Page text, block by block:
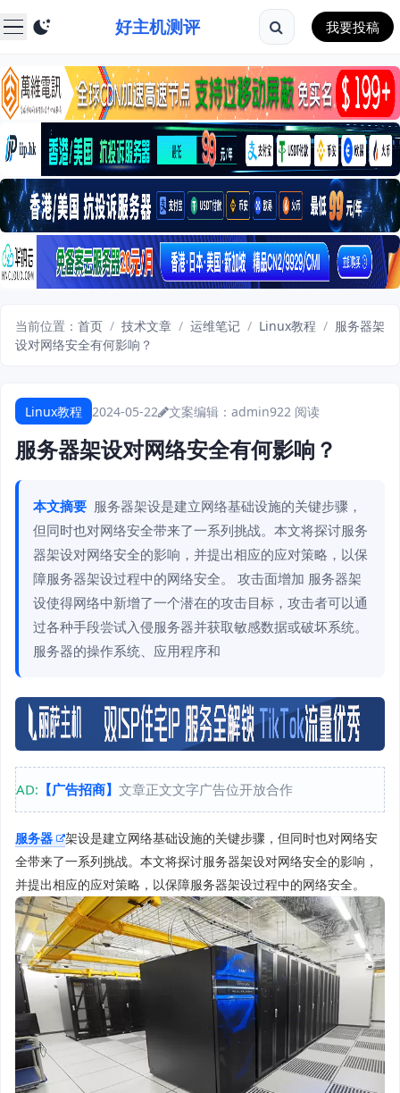
好主机测评 我要投稿
当前位置： 首页 / 技术文章 / 运维笔记 / Linux教程 / 服务器架
设对网络安全有何影响？
Linux教程 2024-05-22 文案编辑：admin922 阅读
服务器架设对网络安全有何影响？
本文摘要 服务器架设是建立网络基础设施的关键步骤，
但同时也对网络安全带来了一系列挑战。本文将探讨服务
器架设对网络安全的影响，并提出相应的应对策略，以保
障服务器架设过程中的网络安全。 攻击面增加 服务器架
设使得网络中新增了一个潜在的攻击目标，攻击者可以通
过各种手段尝试入侵服务器并获取敏感数据或破坏系统。
服务器的操作系统、应用程序和
AD: 【广告招商】 文章正文文字广告位开放合作
服务器
架设是建立网络基础设施的关键步骤，但同时也对网络安
全带来了一系列挑战。本文将探讨服务器架设对网络安全的影响，
并提出相应的应对策略，以保障服务器架设过程中的网络安全。